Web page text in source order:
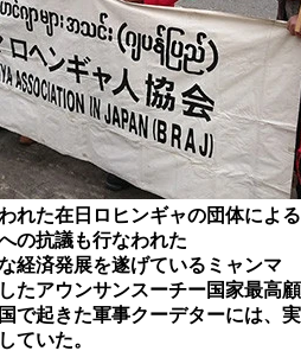
れた在日ロヒンギャの団体による
の抗議も行なわれた
経済発展を遂げているミャンマ
たアウンサンスーチー国家最高顧
で起きた軍事クーデターには、実
ていた。